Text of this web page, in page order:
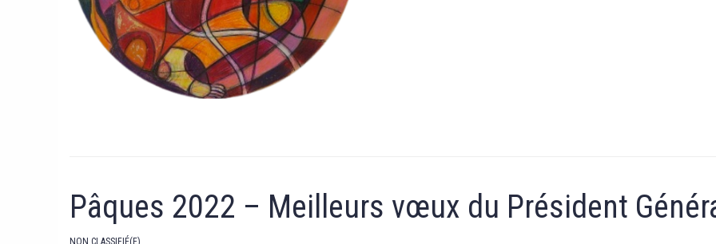
Pâques 2022 – Meilleurs vœux du Président
NON CLASSIFIÉ(E)